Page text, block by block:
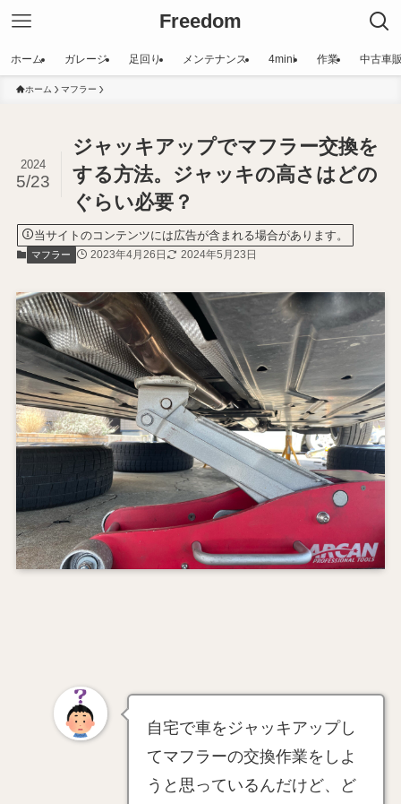
Freedom
ホーム ガレージ 足回り メンテナンス 4mini 作業 中古車
ホーム マフラー
ジャッキアップでマフラー交換を
する方法。ジャッキの高さはどの
ぐらい必要？
2024
5/23
当サイトのコンテンツには広告が含まれる場合があります。
マフラー 2023年4月26日 2024年5月23日
自宅で車をジャッキアップし
てマフラーの交換作業をしよ
うと思っているんだけど、ど